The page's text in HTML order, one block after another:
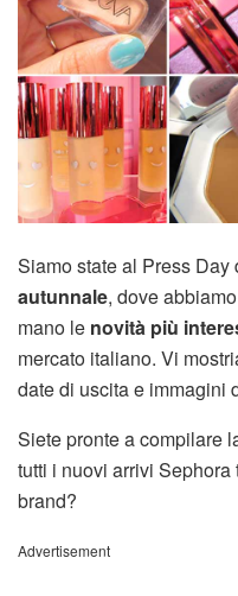
Siamo state al Press Day
autunnale, dove
mano le novità più
mercato italiano. Vi
date di uscita e immagini
Siete pronte a compilare
tutti i nuovi arrivi
brand?
Advertisement